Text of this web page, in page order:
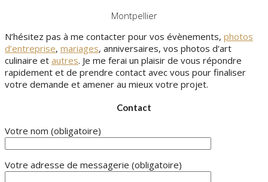
Montpellier
N’hésitez pas à me contacter pour vos évènements, photos
d’entreprise, mariages, anniversaires, vos photos d’art
culinaire et autres. Je me ferai un plaisir de vous répondre
rapidement et de prendre contact avec vous pour finaliser
votre demande et amener au mieux votre projet.
Contact
Votre nom (obligatoire)
Votre adresse de messagerie (obligatoire)